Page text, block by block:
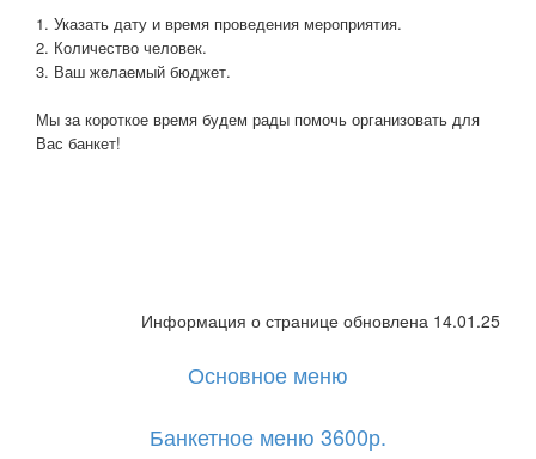
1. Указать дату и время проведения мероприятия.
2. Количество человек.
3. Ваш желаемый бюджет.
Мы за короткое время будем рады помочь организовать для
Вас банкет!
Информация о странице обновлена 14.01.25
Основное меню
Банкетное меню 3600р.